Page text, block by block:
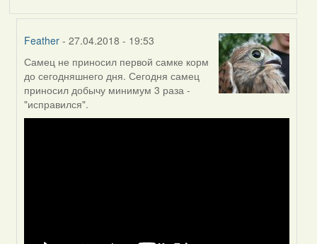
Feather - 27.04.2018 - 19:53
In
reply
to
by
Самец не приносил первой самке корм
до сегодняшнего дня. Сегодня самец
приносил добычу минимум 3 раза -
"исправился".